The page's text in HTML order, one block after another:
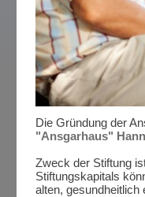
Die Gründung der
"Ansgarhaus"
Zweck der Stiftung
Stiftungskapitals
alten,